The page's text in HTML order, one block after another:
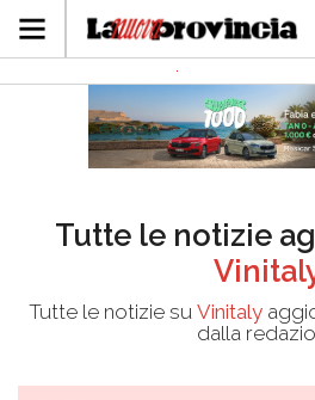
Tutte le notizie
Tutte le notizie su Vinitaly
dalla